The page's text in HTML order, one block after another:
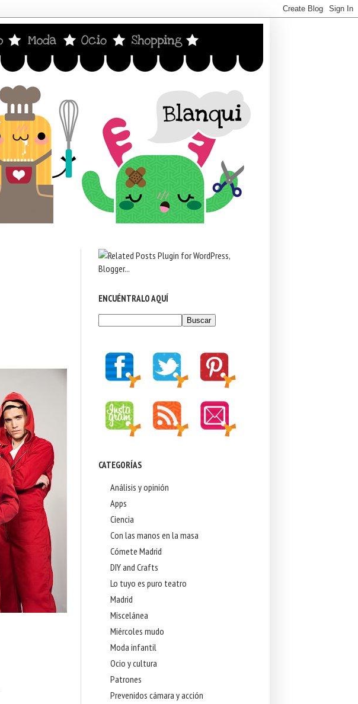
ENCUÉNTRALO AQUÍ
CATEGORÍAS
Análisis y opinión
Apps
Ciencia
Con las manos en la masa
Cómete Madrid
DIY and Crafts
Lo tuyo es puro teatro
Madrid
Miscelánea
Miércoles mudo
Moda infantil
Ocio y cultura
Patrones
Prevenidos cámara y acción